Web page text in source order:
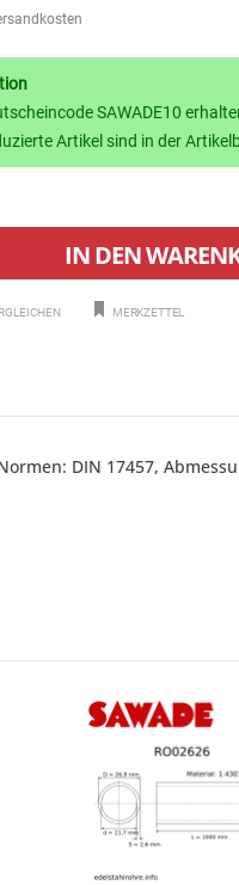
SAWADE10
Artikel sind in der
IN DEN
MERKZETTEL
DIN 17457,